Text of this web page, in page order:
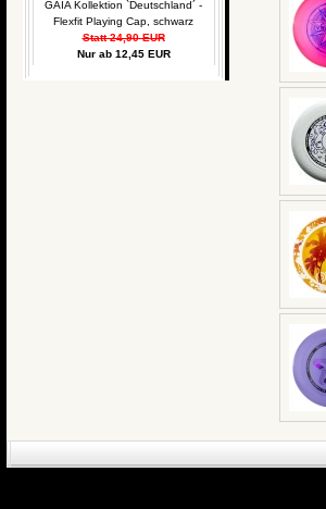
GAIA Kollektion `Deutschland´ -
Flexfit Playing Cap, schwarz
Statt 24,90 EUR
Nur ab 12,45 EUR